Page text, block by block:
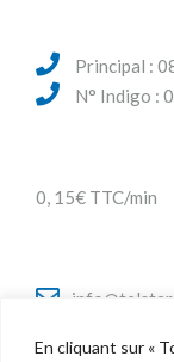
En cliquant sur «
Principal :
N° Indigo :
0, 15€ TTC/min